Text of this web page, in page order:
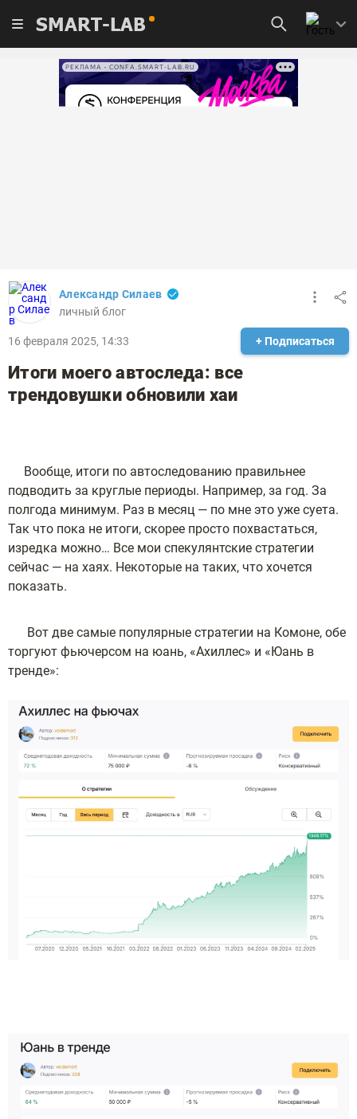
SMART-LAB
РЕКЛАМА • CONFA.SMART-LAB.RU
Александр Силаев
личный блог
16 февраля 2025, 14:33 + Подписаться
Итоги моего автоследа: все
трендовушки обновили хаи
Вообще, итоги по автоследованию правильнее
подводить за круглые периоды. Например, за год. За
полгода минимум. Раз в месяц — по мне это уже суета.
Так что пока не итоги, скорее просто похвастаться,
изредка можно… Все мои спекулянтские стратегии
сейчас — на хаях. Некоторые на таких, что хочется
показать.
Вот две самые популярные стратегии на Комоне, обе
торгуют фьючерсом на юань, «Ахиллес» и «Юань в
тренде»: